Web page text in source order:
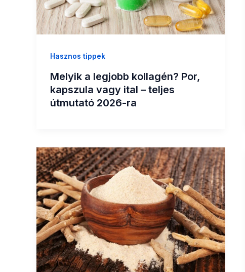
Hasznos tippek
Melyik a legjobb kollagén? Por,
kapszula vagy ital – teljes
útmutató 2026-ra